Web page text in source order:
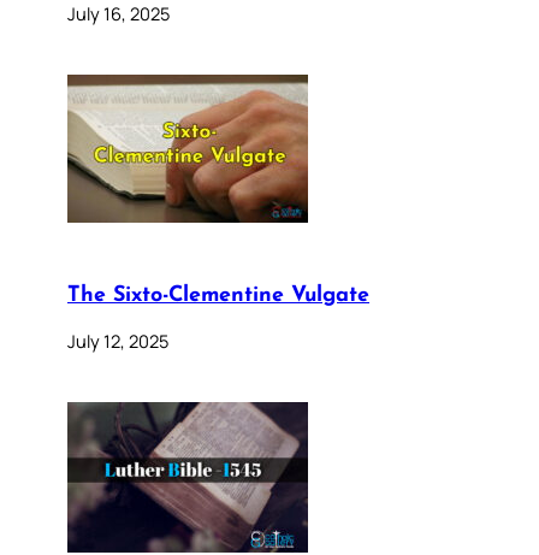
July 16, 2025
The Sixto-Clementine Vulgate
July 12, 2025